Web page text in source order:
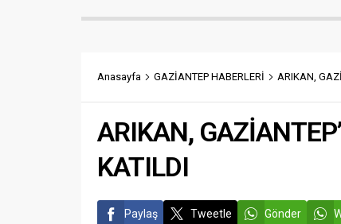
Anasayfa GAZİANTEP HABERLERİ ARIKAN,
ARIKAN,
KATILDI
Paylaş Tweetle Gönder